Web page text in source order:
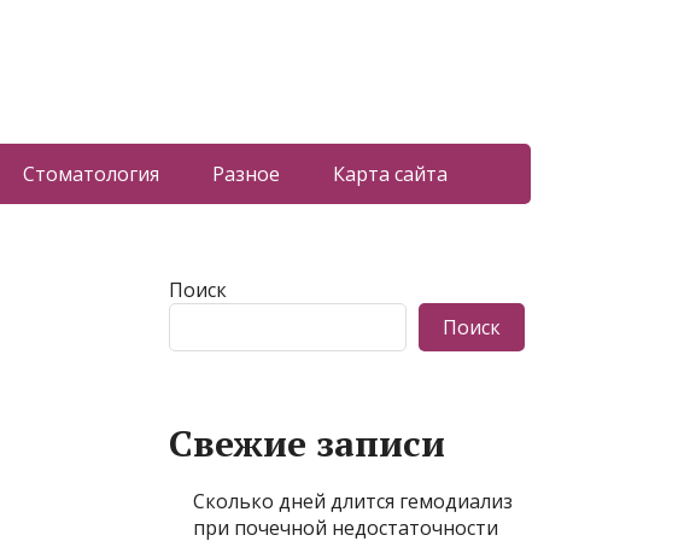
Стоматология Разное Карта сайта
Поиск
Поиск
Свежие записи
Сколько дней длится гемодиализ
при почечной недостаточности